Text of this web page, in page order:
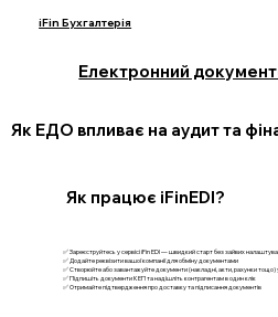
iFin Бухгалтерія
Електронний
Як ЕДО впливає на аудит та
✅ Зареєструйтесь у сервісі iFin EDI — швидкий старт без зайвих
✅ Додайте реквізити вашої компанії для обміну документами
✅ Створюйте або завантажуйте документи (накладні, акти, рахунки тощо)
✅ Підпишіть документи КЕП та надішліть контрагентам в один клік
✅ Отримайте підтвердження про доставку та підписання документів
Як працює iFinEDI?